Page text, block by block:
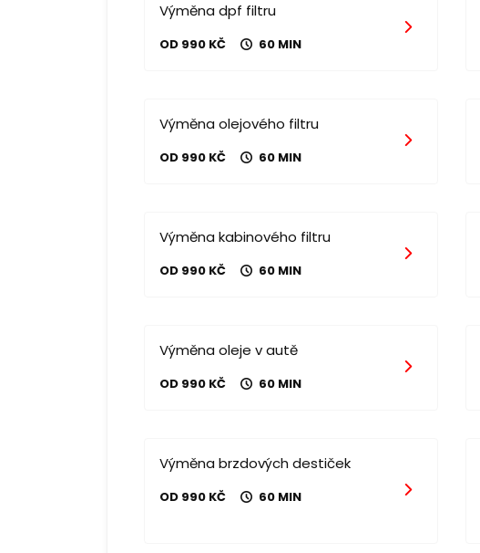
Výměna dpf filtru
OD 990 KČ 60 MIN
Výměna olejového filtru
OD 990 KČ 60 MIN
Výměna kabinového filtru
OD 990 KČ 60 MIN
Výměna oleje v autě
OD 990 KČ 60 MIN
Výměna brzdových destiček
OD 990 KČ 60 MIN